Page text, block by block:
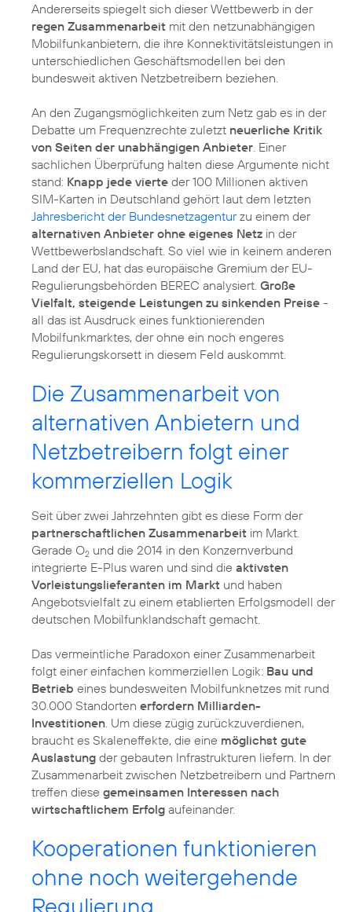
Andererseits spiegelt sich dieser Wettbewerb in der
regen Zusammenarbeit mit den netzunabhängigen
Mobilfunkanbietern, die ihre Konnektivitätsleistungen in
unterschiedlichen Geschäftsmodellen bei den
bundesweit aktiven Netzbetreibern beziehen.
An den Zugangsmöglichkeiten zum Netz gab es in der
Debatte um Frequenzrechte zuletzt neuerliche Kritik
von Seiten der unabhängigen Anbieter. Einer
sachlichen Überprüfung halten diese Argumente nicht
stand: Knapp jede vierte der 100 Millionen aktiven
SIM-Karten in Deutschland gehört laut dem letzten
Jahresbericht der Bundesnetzagenturzu einem der
alternativen Anbieter ohne eigenes Netz in der
Wettbewerbslandschaft. So viel wie in keinem anderen
Land der EU, hat das europäische Gremium der EU-
Regulierungsbehörden BEREC analysiert. Große
Vielfalt, steigende Leistungen zu sinkenden Preise -
all das ist Ausdruck eines funktionierenden
Mobilfunkmarktes, der ohne ein noch engeres
Regulierungskorsett in diesem Feld auskommt.
Die Zusammenarbeit von
alternativen Anbietern und
Netzbetreibern folgt einer
kommerziellen Logik
Seit über zwei Jahrzehnten gibt es diese Form der
partnerschaftlichen Zusammenarbeit im Markt.
Gerade O2 und die 2014 in den Konzernverbund
integrierte E-Plus waren und sind die aktivsten
Vorleistungslieferanten im Markt und haben
Angebotsvielfalt zu einem etablierten Erfolgsmodell der
deutschen Mobilfunklandschaft gemacht.
Das vermeintliche Paradoxon einer Zusammenarbeit
folgt einer einfachen kommerziellen Logik: Bau und
Betrieb eines bundesweiten Mobilfunknetzes mit rund
30.000 Standorten erfordern Milliarden-
Investitionen. Um diese zügig zurückzuverdienen,
braucht es Skaleneffekte, die eine möglichst gute
Auslastung der gebauten Infrastrukturen liefern. In der
Zusammenarbeit zwischen Netzbetreibern und Partnern
treffen diese gemeinsamen Interessen nach
wirtschaftlichem Erfolg aufeinander.
Kooperationen funktionieren
ohne noch weitergehende
Regulierung